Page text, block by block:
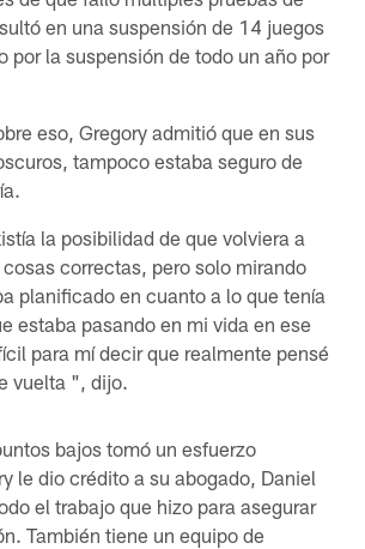
en una suspensión de 14 juegos
por la suspensión de todo un año por
eso, Gregory admitió que en sus
tampoco estaba seguro de
la posibilidad de que volviera a
correctas, pero solo mirando
planificado en cuanto a lo que tenía
estaba pasando en mi vida en ese
para mí decir que realmente pensé
vuelta ", dijo.
bajos tomó un esfuerzo
le dio crédito a su abogado, Daniel
el trabajo que hizo para asegurar
También tiene un equipo de